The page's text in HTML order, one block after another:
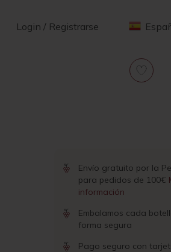
Login / Registrarse
Envío gratuito por la
para pedidos de 100€
información
Embalamos cada
forma segura
Pago seguro con